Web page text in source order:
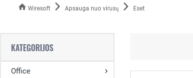
Wiresoft Apsauga nuo virusų Eset
KATEGORIJOS
Office